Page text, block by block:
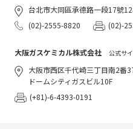
台北市大同區承德路一段17號
(02)-2555-8820
(02)-
大阪ガスケミカル株式会社 公式サ
大阪市西区千代崎三丁目南2番
ドームシティガスビル10F
(+81)-6-4393-0191